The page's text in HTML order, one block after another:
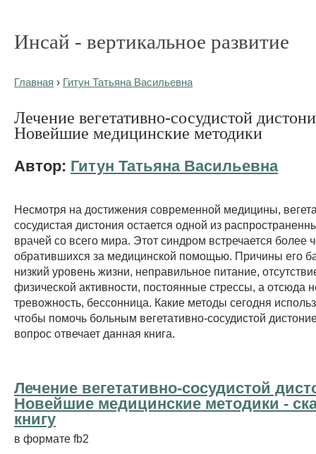
Инсай - вертикальное развитие
Главная › Гитун Татьяна Васильевна
Лечение вегетативно-сосудистой
Новейшие медицинские методики
Автор: Гитун Татьяна Васильевна
Несмотря на достижения современной медицины,
сосудистая дистония остается одной из
врачей со всего мира. Этот синдром встречается более
обратившихся за медицинской помощью. Причины его
низкий уровень жизни, неправильное питание,
физической активности, постоянные стрессы, а отсюда
тревожность, бессонница. Какие методы сегодня
чтобы помочь больным вегетативно-сосудистой
вопрос отвечает данная книга.
Лечение вегетативно-сосудистой
Новейшие медицинские методики -
книгу
в формате fb2